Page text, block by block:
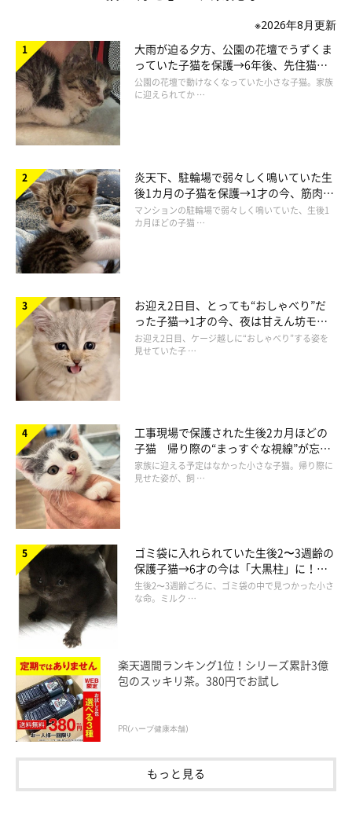
※2026年8月更新
大雨が迫る夕方、公園の花壇でうずくま
っていた子猫を保護→6年後、先住猫
と“姉妹”のような関係に
公園の花壇で動けなくなっていた小さな子猫。家族
に迎えられてか …
炎天下、駐輪場で弱々しく鳴いていた生
後1カ月の子猫を保護→1才の今、筋肉質
でツンデレなコに成長
マンションの駐輪場で弱々しく鳴いていた、生後1
カ月ほどの子猫 …
お迎え2日目、とっても“おしゃべり”だ
った子猫→1才の今、夜は甘えん坊モー
ドになるコに成長！
お迎え2日目、ケージ越しに“おしゃべり”する姿を
見せていた子 …
工事現場で保護された生後2カ月ほどの
子猫 帰り際の“まっすぐな視線”が忘れ
られず、家族の一員に
家族に迎える予定はなかった小さな子猫。帰り際に
見せた姿が、飼 …
ゴミ袋に入れられていた生後2〜3週齢の
保護子猫→6才の今は「大黒柱」に！
美しい黒猫に成長した姿にグッとくる
生後2〜3週齢ごろに、ゴミ袋の中で見つかった小さ
な命。ミルク …
楽天週間ランキング1位！シリーズ累計3億
包のスッキリ茶。380円でお試し
PR(ハーブ健康本舗)
もっと見る